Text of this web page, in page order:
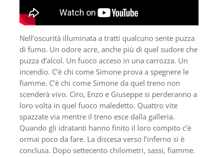
Nell’oscurità illuminata a tratti qualcuno sente puzza
di fumo. Un odore acre, anche più di quel sudore che
puzza d’alcol. Un fuoco acceso in una carrozza. Un
incendio. C’è chi come Simone prova a spegnere le
fiamme. C’è chi come Simone da quel treno non
scenderà vivo. Ciro, Enzo e Giuseppe si perderanno a
loro volta in quel fuoco maledetto. Quattro vite
spazzate via mentre il treno esce dalla galleria.
Quando gli idratanti hanno finito il loro compito c’è
ormai poco da fare. La discesa verso l’inferno si è
conclusa. Dopo settecento chilometri, sassi, fiamme.